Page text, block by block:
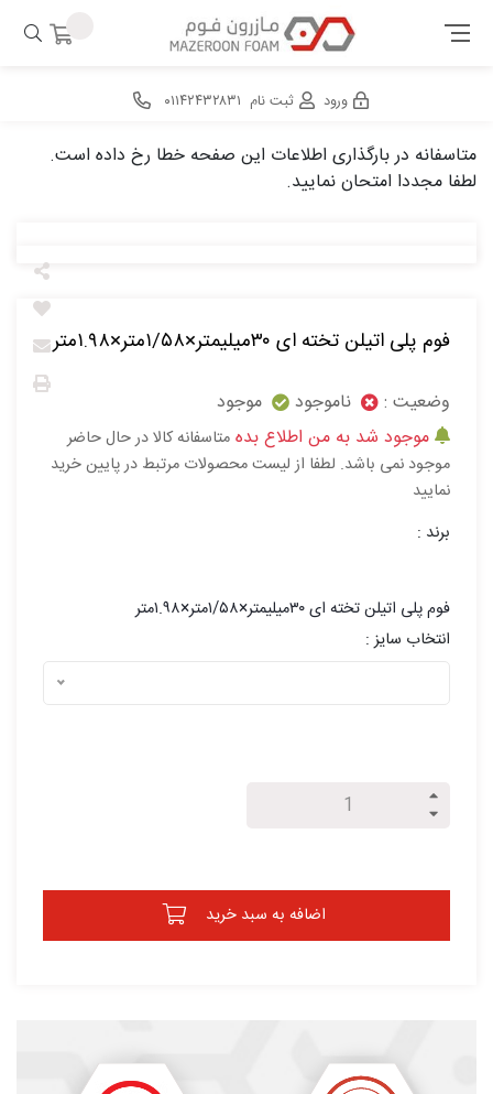
ورود ثبت نام ۰۱۱۴۲۴۳۲۸۳۱
متاسفانه در بارگذاری اطلاعات این صفحه خطا رخ داده است.
لطفا مجددا امتحان نمایید.
فوم پلی اتیلن تخته ای ۳۰میلیمتر×۱/۵۸متر×۱.۹۸متر
وضعیت : ناموجود
موجود
موجود شد به من اطلاع بده متاسفانه کالا در حال حاضر
موجود نمی باشد. لطفا از لیست محصولات مرتبط در پایین خرید
نمایید
برند :
فوم پلی اتیلن تخته ای ۳۰میلیمتر×۱/۵۸متر×۱.۹۸متر
انتخاب سایز :
اضافه به سبد خرید